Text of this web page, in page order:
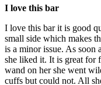
I love this bar
I love this bar it is good
small side which makes
is a minor issue. As soon
she liked it. It is great for
wand on her she went
cuffs but could not. All